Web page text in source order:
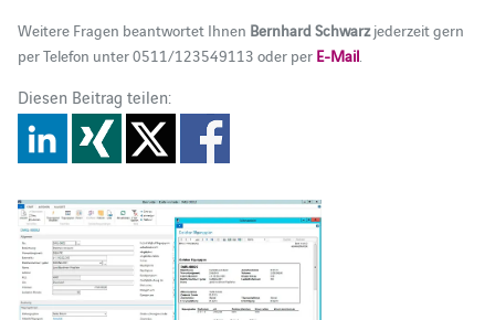
Weitere Fragen beantwortet Ihnen Bernhard Schwarzjederzeit gern
per Telefon unter 0511/123549113 oder perE-Mail.
Diesen Beitrag teilen: